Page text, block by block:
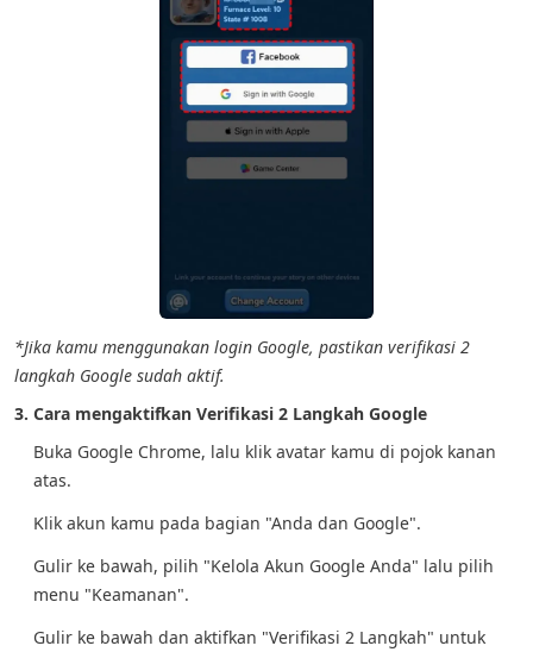
*Jika kamu menggunakan login Google, pastikan verifikasi 2
langkah Google sudah aktif.
3. Cara mengaktifkan Verifikasi 2 Langkah Google
Buka Google Chrome, lalu klik avatar kamu di pojok kanan
atas.
Klik akun kamu pada bagian "Anda dan Google".
Gulir ke bawah, pilih "Kelola Akun Google Anda" lalu pilih
menu "Keamanan".
Gulir ke bawah dan aktifkan "Verifikasi 2 Langkah" untuk